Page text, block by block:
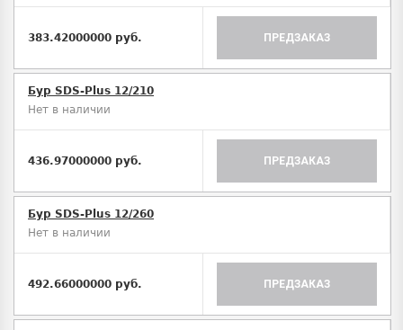
383.42000000 руб. ПРЕДЗАКАЗ
Бур SDS-Plus 12/210
Нет в наличии
436.97000000 руб. ПРЕДЗАКАЗ
Бур SDS-Plus 12/260
Нет в наличии
492.66000000 руб. ПРЕДЗАКАЗ